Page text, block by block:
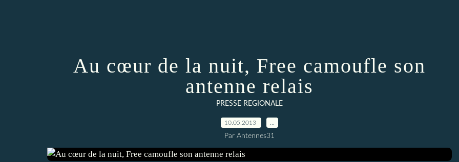
Au cœur de la nuit, Free camoufle son
antenne relais
PRESSE REGIONALE
10.05.2013
Par Antennes31